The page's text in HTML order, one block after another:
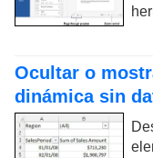
Ocultar o
dinámica sin